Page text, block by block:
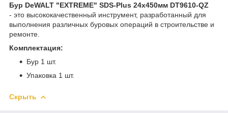
Бур DeWALT "EXTREME" SDS-Plus 24х450мм DT9610-QZ
- это высококачественный инструмент, разработанный для
выполнения различных буровых операций в строительстве и
ремонте.
Комплектация:
Бур 1 шт.
Упаковка 1 шт.
Скрыть